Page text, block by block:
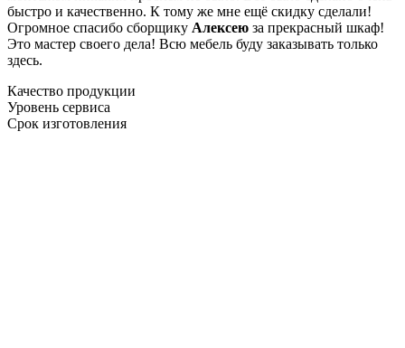
быстро и качественно. К тому же мне ещё скидку сделали!
Огромное спасибо сборщику Алексею за прекрасный шкаф!
Это мастер своего дела! Всю мебель буду заказывать только
здесь.
Качество продукции
Уровень сервиса
Срок изготовления